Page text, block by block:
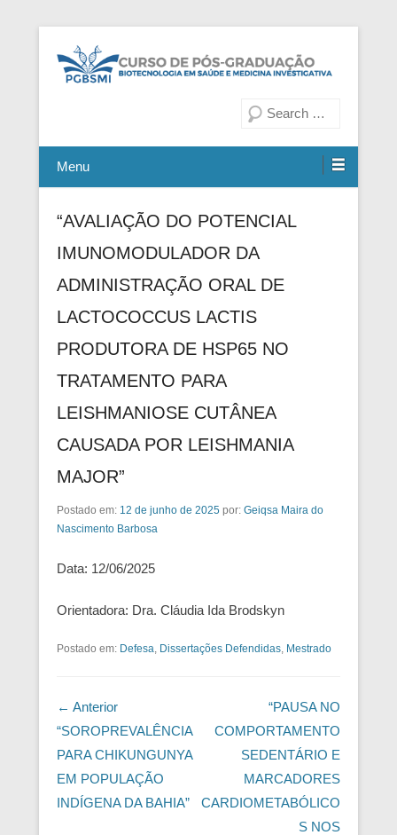
Curso de Pós-Graduação em
Medicina Investigativa
Menu
“AVALIAÇÃO DO POTENCIAL
IMUNOMODULADOR DA
ADMINISTRAÇÃO ORAL DE
LACTOCOCCUS LACTIS
PRODUTORA DE HSP65 NO
TRATAMENTO PARA
LEISHMANIOSE CUTÂNEA
CAUSADA POR LEISHMANIA
MAJOR”
Postado em: 12 de junho de 2025 por: Geiqsa Maira do
Nascimento Barbosa
Data: 12/06/2025
Orientadora: Dra. Cláudia Ida Brodskyn
Postado em: Defesa, Dissertações Defendidas, Mestrado
Navegação das Postagens
← Anterior
“SOROPREVALÊNCIA
PARA CHIKUNGUNYA
EM POPULAÇÃO
INDÍGENA DA BAHIA”
“PAUSA NO
COMPORTAMENTO
SEDENTÁRIO E
MARCADORES
CARDIOMETABÓLICO
S NOS